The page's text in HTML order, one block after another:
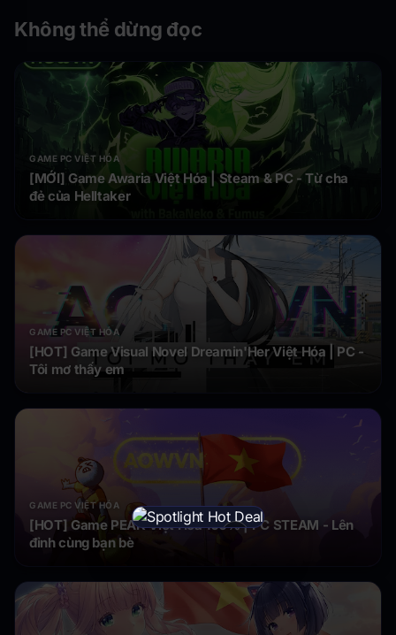
Không thể dừng đọc
GAME PC VIỆT HÓA
[MỚI] Game Awaria Việt Hóa | Steam & PC - Từ cha
đẻ của Helltaker
GAME PC VIỆT HÓA
[HOT] Game Visual Novel Dreamin'Her Việt Hóa | PC -
Tôi mơ thấy em
GAME PC VIỆT HÓA
[HOT] Game PEAK Việt Hóa 100% | PC STEAM - Lên
đỉnh cùng bạn bè
×